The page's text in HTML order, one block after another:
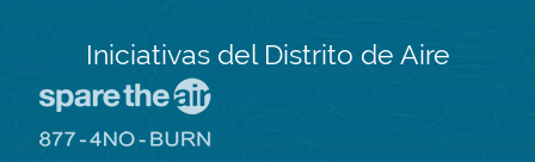
Iniciativas del Distrito de Aire